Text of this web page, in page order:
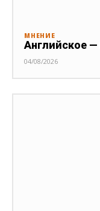
МНЕНИЕ
Английское —
04/08/2026